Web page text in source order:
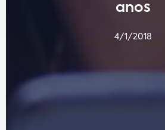
anos
4/1/2018